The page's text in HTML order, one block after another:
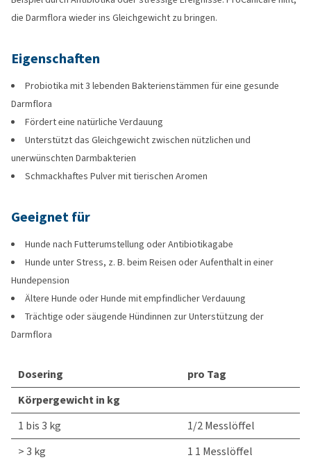
die Darmflora wieder ins Gleichgewicht zu bringen.
Eigenschaften
Probiotika mit 3 lebenden Bakterienstämmen für eine gesunde
Darmflora
Fördert eine natürliche Verdauung
Unterstützt das Gleichgewicht zwischen nützlichen und
unerwünschten Darmbakterien
Schmackhaftes Pulver mit tierischen Aromen
Geeignet für
Hunde nach Futterumstellung oder Antibiotikagabe
Hunde unter Stress, z. B. beim Reisen oder Aufenthalt in einer
Hundepension
Ältere Hunde oder Hunde mit empfindlicher Verdauung
Trächtige oder säugende Hündinnen zur Unterstützung der
Darmflora
Dosering
pro Tag
Körpergewicht in kg
1 bis 3 kg
1/2 Messlöffel
> 3 kg
1 1 Messlöffel